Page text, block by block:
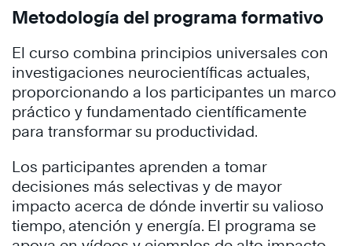
Metodología del programa formativo
El curso combina principios universales con
investigaciones neurocientíficas actuales,
proporcionando a los participantes un marco
práctico y fundamentado científicamente
para transformar su productividad.
Los participantes aprenden a tomar
decisiones más selectivas y de mayor
impacto acerca de dónde invertir su valioso
tiempo, atención y energía. El programa se